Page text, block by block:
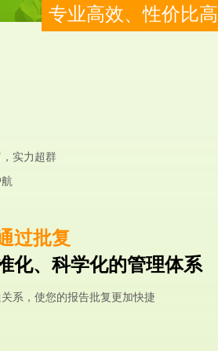
专业高效、性价比
实力超群
过批复
化、科学化的管理体系
系，使您的报告批复更加快捷